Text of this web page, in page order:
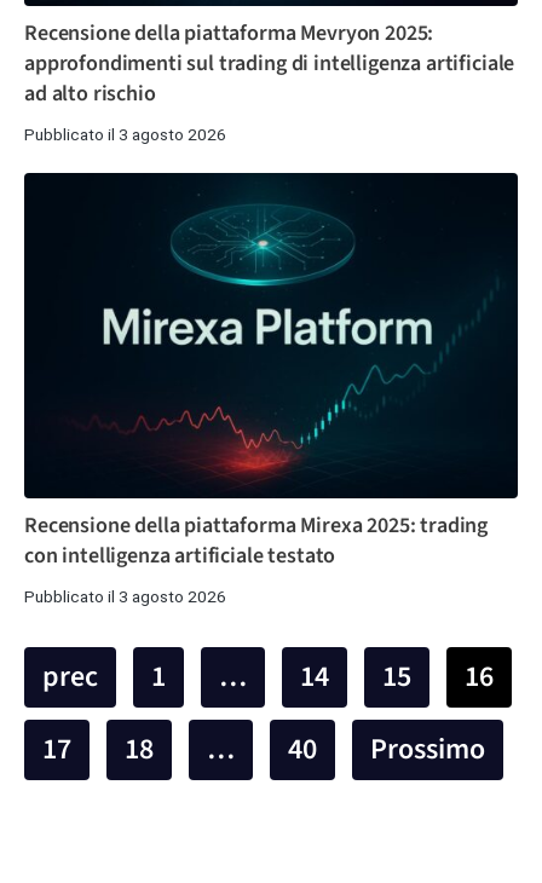
Recensione della piattaforma Mevryon 2025:
approfondimenti sul trading di intelligenza artificiale
ad alto rischio
Pubblicato il 3 agosto 2026
Recensione della piattaforma Mirexa 2025: trading
con intelligenza artificiale testato
Pubblicato il 3 agosto 2026
prec 1 … 14 15
16
17
18 … 40 Prossimo